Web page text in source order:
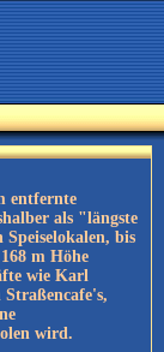
entfernte
als "längste
bis
m Höhe
wie Karl
wird.